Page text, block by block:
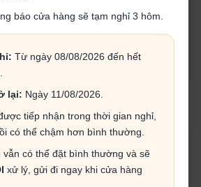
báo cửa hàng sẽ tạm nghỉ 3 hôm.
Từ ngày 08/08/2026 đến hết
lại: Ngày 11/08/2026.
tiếp nhận trong thời gian nghỉ,
có thể chậm hơn bình thường.
vẫn có thể đặt bình thường và sẽ
xử lý, gửi đi ngay khi cửa hàng
độ làm việc: -55 ~ 125
suất : 500mW
QUAN